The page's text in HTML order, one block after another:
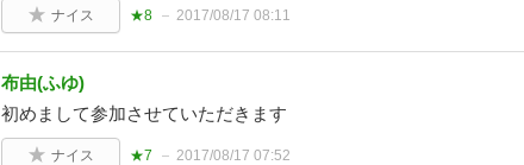
ナイス ★8 2017/08/17 08:11
布由(ふゆ)
初めまして参加させていただきます
ナイス ★7 2017/08/17 07:52